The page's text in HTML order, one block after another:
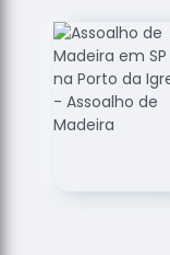
Assoalhos
de Madeira
Loja de
Assoalhos
Assoalhos